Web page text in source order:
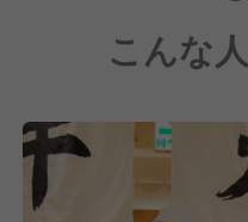
いつの日か「寿司
ーメンRAMEN」のよう
して定着するように、
日々美味しさを追求し
いります。
こんな